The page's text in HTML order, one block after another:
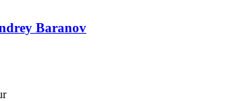
Baranov